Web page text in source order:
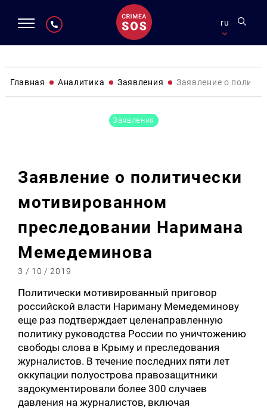
ru
Главная Аналитика Заявления Заявление о
Заявления
Заявление о политически
мотивированном
преследовании Наримана
Мемедеминова
3 / 10 / 2019
Политически мотивированный приговор
российской власти Нариману Мемедеминову
еще раз подтверждает целенаправленную
политику руководства России по уничтожению
свободы слова в Крыму и преследования
журналистов. В течение последних пяти лет
оккупации полуострова правозащитники
задокументировали более 300 случаев
давления на журналистов, включая